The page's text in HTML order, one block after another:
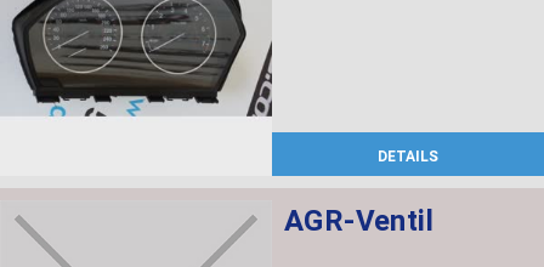
DETAILS
AGR-Ventil